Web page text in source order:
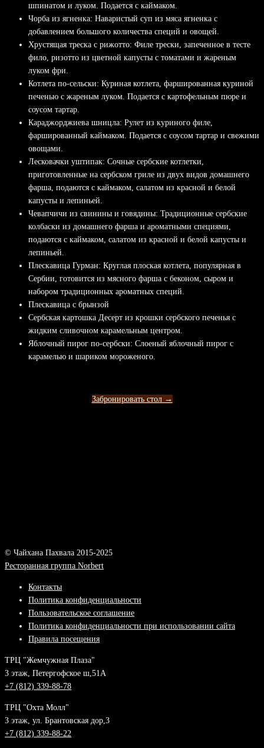
шпинатом и луком. Подается с каймаком.
Чорба из ягненка: Наваристый суп из мяса ягненка с
добавлением большого количества специй и овощей.
Хрустящая треска с рижотто: Филе трески, запеченное в тесте
фило, ризотто из цветной капусты с томатами и жареным
луком фри.
Котлета по-сельски: Куриная котлета, фаршированная куриной
печенью с жареным луком. Подается с картофельным пюре и
соусом тартар.
Караджорджиева шницла: Рулет из куриного филе,
фаршированный каймаком. Подается с соусом тартар и свежими
овощами.
Лесковачки уштипак: Сочные сербские котлетки,
приготовленные на сербском гриле из двух видов домашнего
фарша, подаются с каймаком, салатом из красной и белой
капусты и лепиньей.
Чевапчичи из свинины и говядины: Традиционные сербские
колбаски из домашнего фарша и ароматными специями,
подаются с каймаком, салатом из красной и белой капусты и
лепиньей.
Плескавица Гурман: Круглая плоская котлета, популярная в
Сербии, готовится из мясного фарша с беконом, сыром и
набором традиционных ароматных специй.
Плескавица с брынзой
Сербская картошка Десерт из крошки сербского печенья с
жидким сливочном карамельным центром.
Яблочный пирог по-сербски: Слоеный яблочный пирог с
карамелью и шариком мороженого.
Забронировать стол →
© Чайхана Пахвала 2015-2025
Ресторанная группа Norbert
Контакты
Политика конфиденциальности
Пользовательское соглашение
Политика конфиденциальности при использовании сайта
Правила посещения
ТРЦ "Жемчужная Плаза"
3 этаж, Петергофское ш,51А
+7 (812) 339-88-78
ТРЦ "Охта Молл"
3 этаж, ул. Брантовская дор,3
+7 (812) 339-88-22